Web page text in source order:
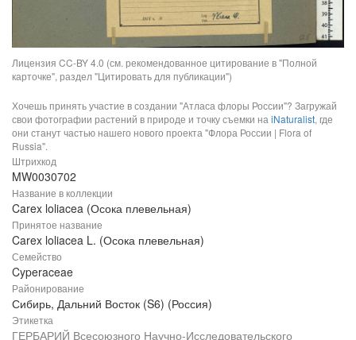
Лицензия CC-BY 4.0 (см. рекомендованное цитирование в "Полной
карточке", раздел "Цитировать для публикации")
Хочешь принять участие в создании "Атласа флоры России"? Загружай
свои фотографии растений в природе и точку съемки на iNaturalist, где
они станут частью нашего нового проекта "Флора России | Flora of
Russia".
Штрихкод
MW0030702
Название в коллекции
Carex loliacea (Осока плевельная)
Принятое название
Carex loliacea L. (Осока плевельная)
Семейство
Cyperaceae
Районирование
Сибирь, Дальний Восток (S6) (Россия)
Этикетка
ГЕРБАРИЙ Всесоюзного Научно-Исследовательского